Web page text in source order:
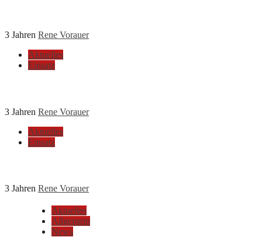
3 Jahren Rene Vorauer
Aktuelles
Einsatz
3 Jahren Rene Vorauer
Aktuelles
Einsatz
3 Jahren Rene Vorauer
Aktuelles
Allgemein
News